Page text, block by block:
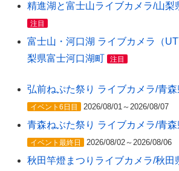
精進湖と富士山ライブカメラ/山梨
注目
富士山・河口湖 ライブカメラ（
梨県富士河口湖町
注目
弘前ねぷた祭り ライブカメラ/青
イベント6日目 2026/08/01～2026/08/07
青森ねぶた祭り ライブカメラ/青
イベント最終日 2026/08/02～2026/08/06
秋田竿燈まつりライブカメラ/秋田